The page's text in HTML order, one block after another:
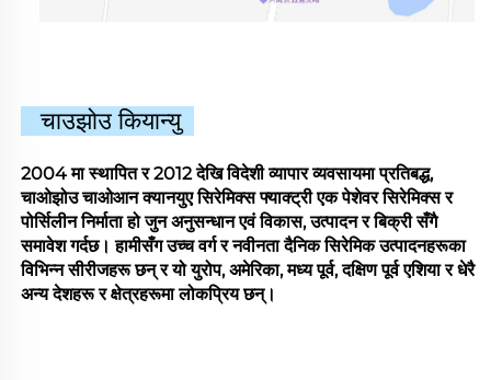
चाउझोउ कियान्यु
2004 मा स्थापित र 2012 देखि विदेशी व्यापार व्यवसायमा प्रतिबद्ध,
चाओझोउ चाओआन क्यानयुए सिरेमिक्स फ्याक्ट्री एक पेशेवर सिरेमिक्स र
पोर्सिलीन निर्माता हो जुन अनुसन्धान एवं विकास, उत्पादन र बिक्री सँगै
समावेश गर्दछ। हामीसँग उच्च वर्ग र नवीनता दैनिक सिरेमिक उत्पादनहरूका
विभिन्न सीरीजहरू छन् र यो युरोप, अमेरिका, मध्य पूर्व, दक्षिण पूर्व एशिया र धेरै
अन्य देशहरू र क्षेत्रहरूमा लोकप्रिय छन्।